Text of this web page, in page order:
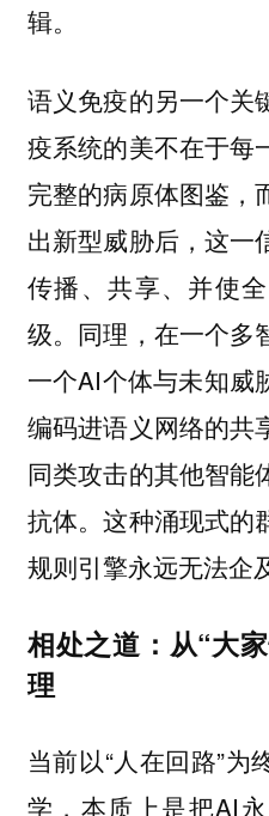
辑。
语义免疫的另一个关
疫系统的美不在于每
完整的病原体图鉴，
出新型威胁后，这一
传播、共享、并使
级。同理，在一个多
一个AI个体与未知威
编码进语义网络的共
同类攻击的其他智能
抗体。这种涌现式的
规则引擎永远无法企
相处之道：从“大
理
当前以“人在回路”为
学，本质上是把AI